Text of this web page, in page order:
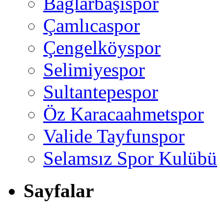
Çamlıcaspor
Çengelköyspor
Selimiyespor
Sultantepespor
Öz Karacaahmetspor
Valide Tayfunspor
Selamsız Spor Kulübü
Sayfalar